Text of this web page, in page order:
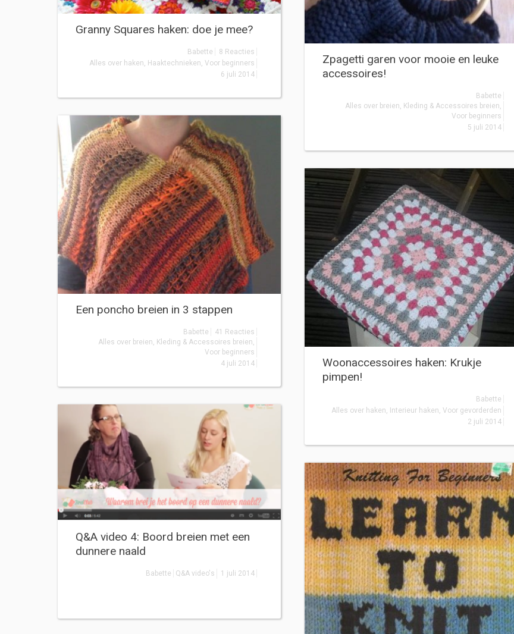
Granny Squares haken: doe je mee?
Babette
8 Reacties
Alles over haken Haaktechnieken Voor beginners
6 juli 2014
Zpagetti garen voor mooie en leuke
accessoires!
Babette
Alles over breien Kleding & Accessoires breien
Voor beginners
5 juli 2014
Een poncho breien in 3 stappen
Babette
41 Reacties
Alles over breien Kleding & Accessoires breien
Voor beginners
4 juli 2014
Woonaccessoires haken: Krukje
pimpen!
Babette
Alles over haken Interieur haken Voor gevorderden
2 juli 2014
Q&A video 4: Boord breien met een
dunnere naald
Babette Q&A video's 1 juli 2014